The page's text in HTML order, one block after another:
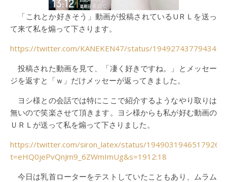
「これとか好きそう」動画が投稿されているUＲＬを送っ
て来て私を煽って下さります。
https://twitter.com/KANEKEN47/status/
投稿された動画を見て、「凄く好きですね。」とメッセー
ジを返すと「ｗ」だけメッセーが返ってきました。
ヨシ様との会話では特にここで紹介するようなやり取りは
無いので笑楽させて頂きます。ヨシ様からも私が好む動画の
ＵＲＬが送って私を煽って下さりました。
https://twitter.com/siron_latex/status/
t=eHQ0jePvQnJm9_6ZWmImUg&s=1912:18
今日は乳首ローターをテストしていたこともあり、ムラム